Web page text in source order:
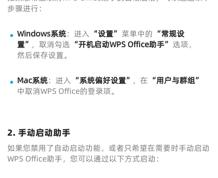
步骤进行：
Windows系统：进入 “设置” 菜单中的 “常规设
置” ，取消勾选 “开机启动WPS Office助手” 选项，
然后保存设置。
Mac系统：进入 “系统偏好设置” ，在 “用户与群组”
中取消WPS Office的登录项。
2. 手动启动助手
如果您禁用了自动启动功能，或者只希望在需要时手动启动
WPS Office助手，您可以通过以下方式启动：